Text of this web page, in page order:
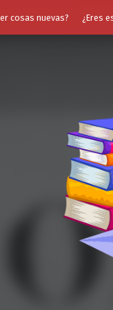
cosas nuevas? ¿Eres